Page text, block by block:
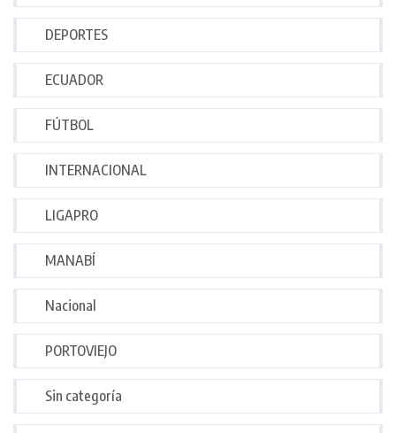
DEPORTES
ECUADOR
FÚTBOL
INTERNACIONAL
LIGAPRO
MANABÍ
Nacional
PORTOVIEJO
Sin categoría